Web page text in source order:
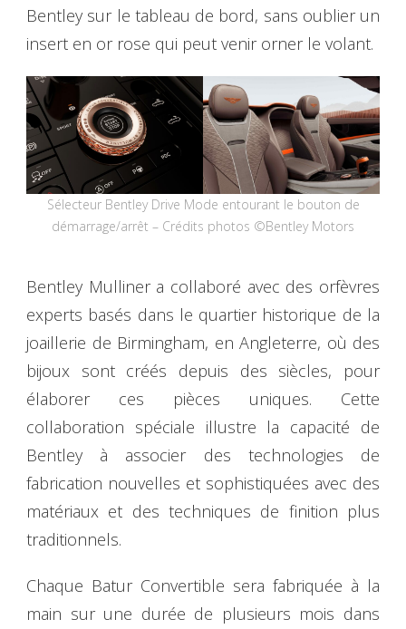
Bentley sur le tableau de bord, sans oublier un
insert en or rose qui peut venir orner le volant.
Sélecteur Bentley Drive Mode entourant le bouton de
démarrage/arrêt – Crédits photos ©Bentley Motors
Bentley Mulliner a collaboré avec des orfèvres
experts basés dans le quartier historique de la
joaillerie de Birmingham, en Angleterre, où des
bijoux sont créés depuis des siècles, pour
élaborer ces pièces uniques. Cette
collaboration spéciale illustre la capacité de
Bentley à associer des technologies de
fabrication nouvelles et sophistiquées avec des
matériaux et des techniques de finition plus
traditionnels.
Chaque Batur Convertible sera fabriquée à la
main sur une durée de plusieurs mois dans